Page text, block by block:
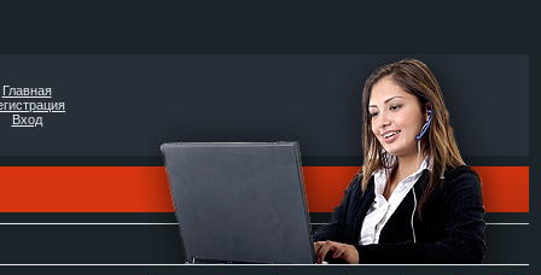
Главная
Вход